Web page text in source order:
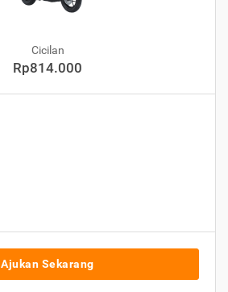
Cicilan
Rp814.000
Ajukan Sekarang